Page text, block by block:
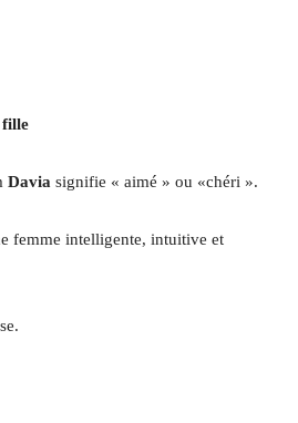
fille
Davia signifie « aimé » ou «chéri ».
femme intelligente, intuitive et